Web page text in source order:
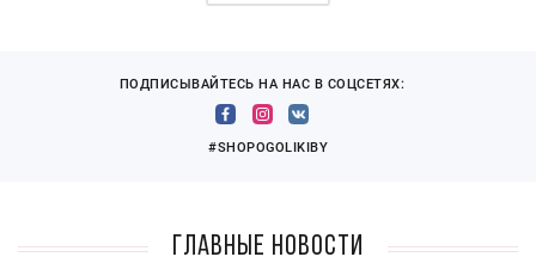
ПОДПИСЫВАЙТЕСЬ НА НАС В СОЦСЕТЯХ:
#SHOPOGOLIKIBY
Главные новости